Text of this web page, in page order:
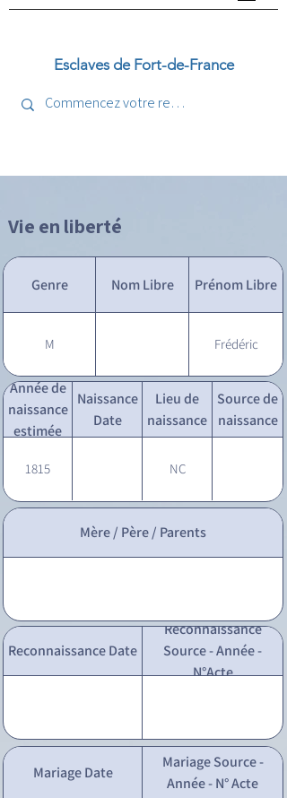
Esclaves de Fort-de-France
Vie en liberté
Genre Nom Libre Prénom Libre
M Frédéric
Année de
naissance
estimée
Naissance
Date
Lieu de
naissance
Source de
naissance
1815 NC
Mère / Père / Parents
Reconnaissance Date
Reconnaissance
Source - Année -
N°Acte
Mariage Date
Mariage Source -
Année - N° Acte